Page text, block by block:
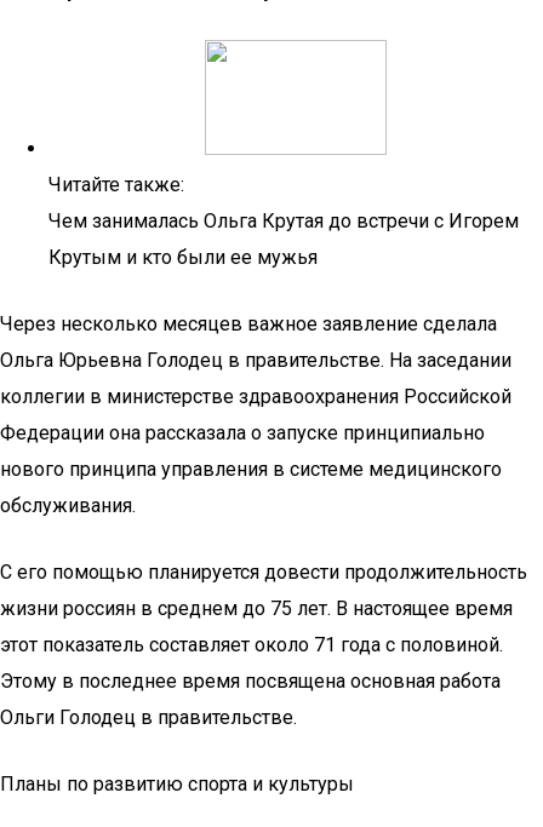
Читайте также:
Чем занималась Ольга Крутая до встречи с Игорем
Крутым и кто были ее мужья
Через несколько месяцев важное заявление сделала
Ольга Юрьевна Голодец в правительстве. На заседании
коллегии в министерстве здравоохранения Российской
Федерации она рассказала о запуске принципиально
нового принципа управления в системе медицинского
обслуживания.
С его помощью планируется довести продолжительность
жизни россиян в среднем до 75 лет. В настоящее время
этот показатель составляет около 71 года с половиной.
Этому в последнее время посвящена основная работа
Ольги Голодец в правительстве.
Планы по развитию спорта и культуры